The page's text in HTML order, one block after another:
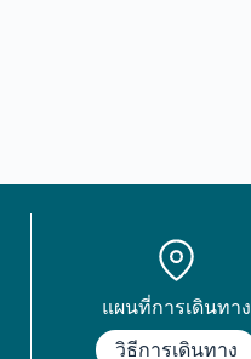
แผนที่การเดินทาง
วิธีการเดินทาง